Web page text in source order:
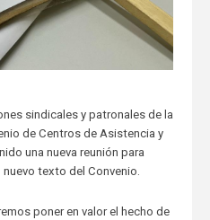
sindicales y patronales de la
de Centros de Asistencia y
una nueva reunión para
texto del Convenio.
poner en valor el hecho de